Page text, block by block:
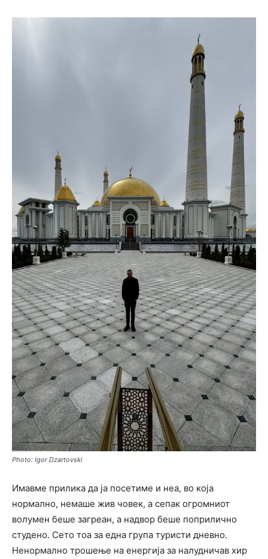
Photo: Igor Dzartovski
Имавме прилика да ја посетиме и неа, во која
нормално, немаше жив човек, а сепак огромниот
волумен беше загреан, а надвор беше поприлично
студено. Сето тоа за една група туристи дневно.
Ненормално трошење на енергија за налудничав хир